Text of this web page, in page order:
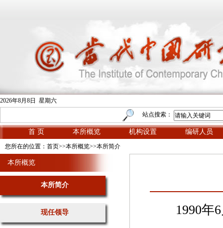
2026年8月8日 星期六
站点搜索：
首 页 本所概览 机构设置 编研人员
您所在的位置： 首页>>本所概览>>本所简介
本所概览
本所简介
现任领导
1990年6